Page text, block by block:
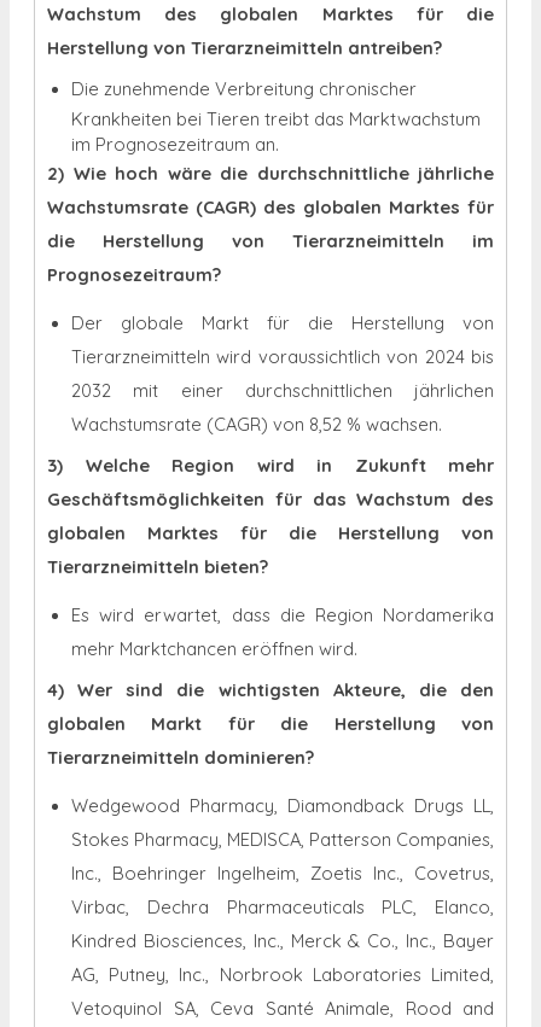
Wachstum des globalen Marktes für die
Herstellung von Tierarzneimitteln antreiben?
Die zunehmende Verbreitung chronischer
Krankheiten bei Tieren treibt das Marktwachstum
im Prognosezeitraum an.
2) Wie hoch wäre die durchschnittliche jährliche
Wachstumsrate (CAGR) des globalen Marktes für
die Herstellung von Tierarzneimitteln im
Prognosezeitraum?
Der globale Markt für die Herstellung von
Tierarzneimitteln wird voraussichtlich von 2024 bis
2032 mit einer durchschnittlichen jährlichen
Wachstumsrate (CAGR) von 8,52 % wachsen.
3) Welche Region wird in Zukunft mehr
Geschäftsmöglichkeiten für das Wachstum des
globalen Marktes für die Herstellung von
Tierarzneimitteln bieten?
Es wird erwartet, dass die Region Nordamerika
mehr Marktchancen eröffnen wird.
4) Wer sind die wichtigsten Akteure, die den
globalen Markt für die Herstellung von
Tierarzneimitteln dominieren?
Wedgewood Pharmacy, Diamondback Drugs LL,
Stokes Pharmacy, MEDISCA, Patterson Companies,
Inc., Boehringer Ingelheim, Zoetis Inc., Covetrus,
Virbac, Dechra Pharmaceuticals PLC, Elanco,
Kindred Biosciences, Inc., Merck & Co., Inc., Bayer
AG, Putney, Inc., Norbrook Laboratories Limited,
Vetoquinol SA, Ceva Santé Animale, Rood and